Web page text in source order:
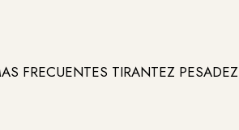
FRECUENTES TIRANTEZ PESADEZ